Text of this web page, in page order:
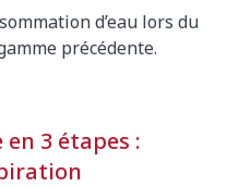
d’eau lors du
précédente.
3 étapes :